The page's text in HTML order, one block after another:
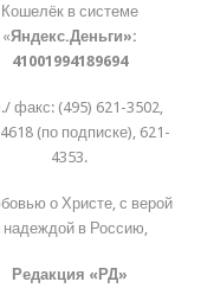
Кошелёк в системе
«Яндекс.Деньги»:
41001994189694
факс: (495) 621-3502,
(по подписке), 621-
4353.
о Христе, с верой
надеждой в Россию,
Редакция «РД»